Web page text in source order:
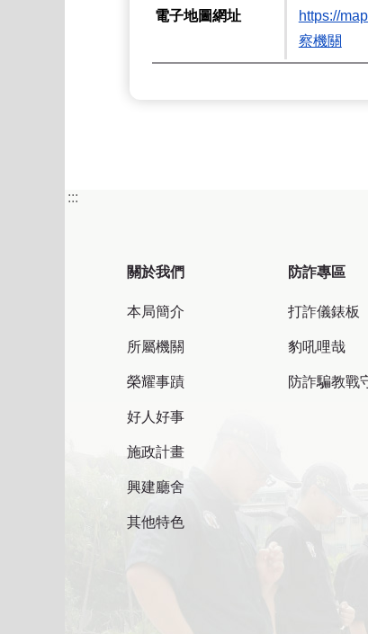
電子地圖網址
https://
察機關
:::
關於我們
本局簡介
所屬機關
榮耀事蹟
好人好事
施政計畫
興建廳舍
其他特色
防詐專區
打詐儀錶板
豹吼哩哉
防詐騙教戰